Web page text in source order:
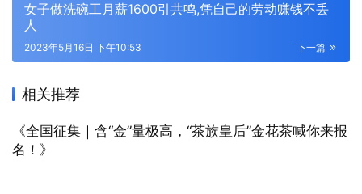
女子做洗碗工月薪1600引共鸣,凭自己的劳动赚钱不丢
人
下一篇
2023年5月16日 下午10:53
相关推荐
《全国征集｜含“金”量极高，“茶族皇后”金花茶喊你来报
名！》